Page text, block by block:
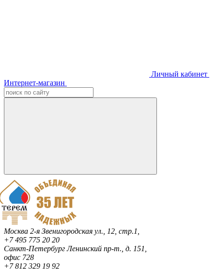
Личный кабинет
Интернет-магазин
Москва 2-я Звенигородская ул., 12, стр.1,
+7 495 775 20 20
Санкт-ПетербургЛенинский пр-т., д. 151,
офис 728
+7 812 329 19 92